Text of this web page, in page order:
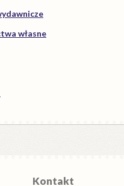
własne
Kontakt